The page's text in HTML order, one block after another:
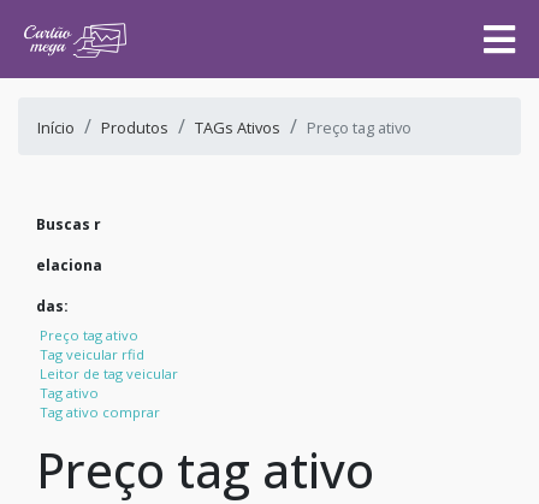
Início Produtos TAGs Ativos Preço tag ativo
Buscas r
elaciona
das:
Preço tag ativo
Tag veicular rfid
Leitor de tag veicular
Tag ativo
Tag ativo comprar
Preço tag ativo